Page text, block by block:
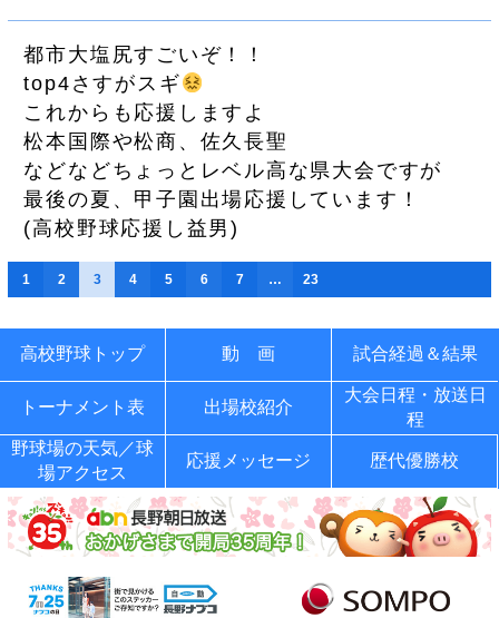
都市大塩尻すごいぞ！！
top4さすがスギ
これからも応援しますよ
松本国際や松商、佐久長聖
などなどちょっとレベル高な県大会ですが
最後の夏、甲子園出場応援しています！
(高校野球応援し益男)
1 2 3 4 5 6 7 … 23
高校野球トップ 動 画 試合経過＆結果
トーナメント表 出場校紹介
大会日程・放送日
程
野球場の天気／球
場アクセス
応援メッセージ 歴代優勝校